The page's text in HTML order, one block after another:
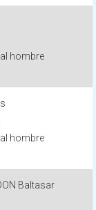
hombre
hombre
Baltasar